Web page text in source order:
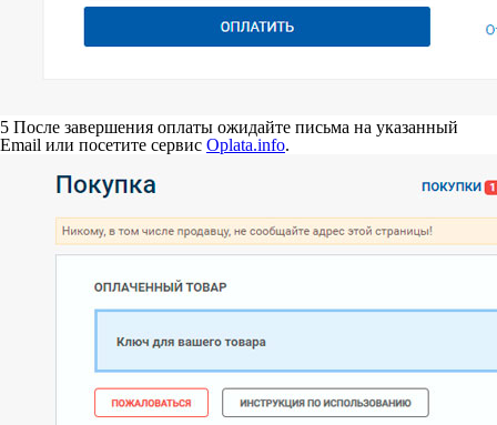
5 После завершения оплаты ожидайте письма на указанный
Email или посетите сервис Oplata.info.